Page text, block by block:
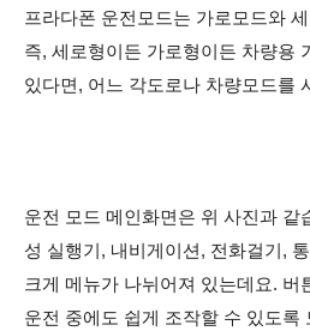
프라다폰 운전모드는 가로모드와
즉, 세로형이든 가로형이든 차량용
있다면, 어느 각도로나 차량모드를
운전 모드 메인화면은 위 사진과 같
성 실행기, 내비게이션, 전화걸기,
크게 메뉴가 나뉘어져 있는데요. 버
운전 중에도 쉽게 조작할 수 있도록